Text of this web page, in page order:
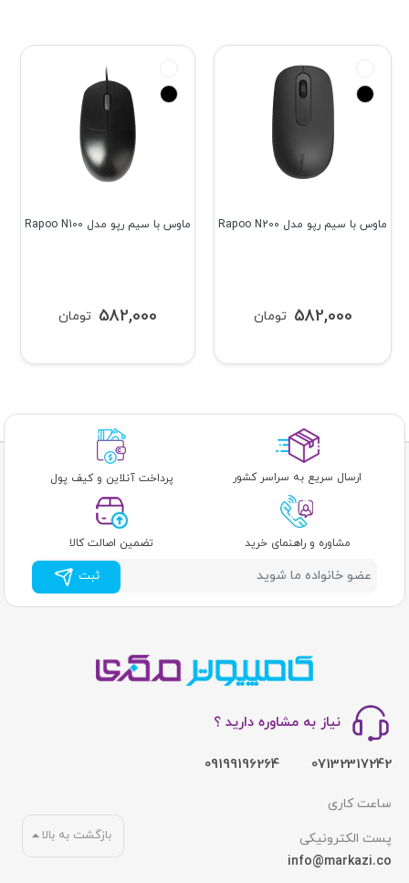
ماوس با سیم رپو مدل Rapoo N100
تومان 582,000
ماوس با سیم رپو مدل Rapoo N200
تومان 582,000
ارسال سریع به سراسر کشور پرداخت آنلاین و کیف پول
مشاوره و راهنمای خرید تضمین اصالت کالا
ثبت
نیاز به مشاوره دارید ؟
07132317242
09199196264
ساعت کاری
پست الکترونیکی
info@markazi.co
بازگشت به بالا